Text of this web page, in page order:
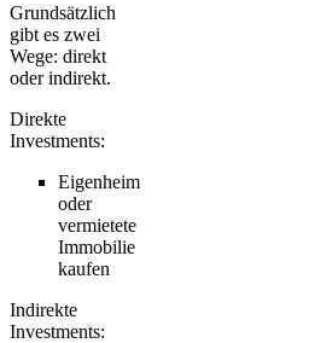
Grundsätzlich
gibt es zwei
Wege: direkt
oder indirekt.
Direkte
Investments:
Eigenheim
oder
vermietete
Immobilie
kaufen
Indirekte
Investments: